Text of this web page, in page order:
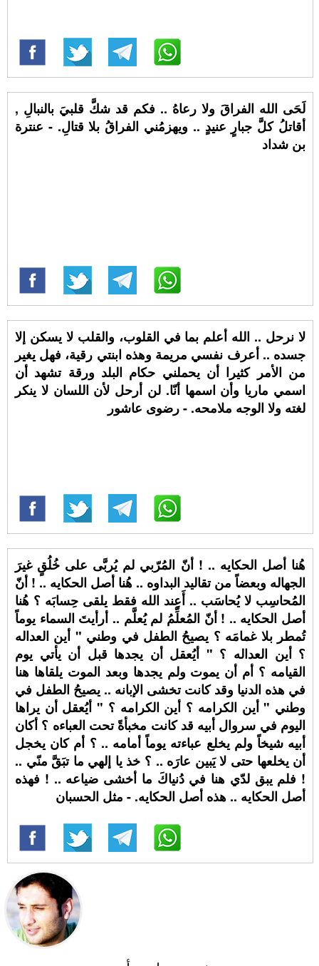
لَحَى الله الفراقَ ولا رعاهُ .. فكم قد شكَّ قلبيَ بالنبالِ ,
أقاتلُ كلَّ جبارٍ عنيدٍ .. ويهزمُني الفراقُ بلا قتالِ. - عنترة
بن شداد
لا نرحل .. الله أعلم بما في القلوب، والقلب لا يسكن إلا
جسده .. أعرف نفسي مريمة وهذه ابنتي رقية، فهل يغير
من الأمر كثيرا أن يحملني حكام البلد ورقة تشهد أن
اسمي ماريا وأن اسمها أنّا. لن أرحل لأن اللسان لا ينكر
لغته ولا الوجه ملامحه. - رضوى عاشور
هُنا أصل الحكايه .. ! أنّ المُرّبي لم يُربَّى على خُلُقٍ غيرَ
الجهاله وبعضاً من تقاليد البداوه .. هُنا أصل الحكايه .. ! أنّ
المُحاسِب لا يُحاسَب .. أَعِند الله فقط يلقى حِسابَه ؟ هُنا
أصل الحكايه .. ! أنّ المُعلِّمُ لم يُعلَّم .. أرأيتَ السماء يوماً
تُمطر بلا غمامَه ؟ يصيحُ الطفل في وطني " أين العداله
؟ أين العداله ؟ " أيُعقل أن يجدها قبل أن يأتي يوم
القيامه ؟ أم أن يموت ولم يجدها وبعد الموت يلقاها هنا
في هذه الدنيا وقد كانت تخشى الإبانه .. يصيحُ الطفل في
وطني " أين الكرامه ؟ أين الكرامه ؟ " أيُعقل أن يراها
اليوم في سروال أبيه قد كانت مخبأةً تحت العباءه ؟ أكان
أبيه شيخاً ولم يخلع عباءته يوماً أمامه .. ؟ أم كان يخجل
أن يخلعها حتى لا يَبين عارَه .. ؟ خذ يا إلهي ما تبَقَّ منّي ..
! فلم يبق لدّي هنا في دُنياكَ ما أخشى ضياعه .. ! فهذه
أصل الحكايه .. هذه أصل الحكايه. - مثل الحسبان